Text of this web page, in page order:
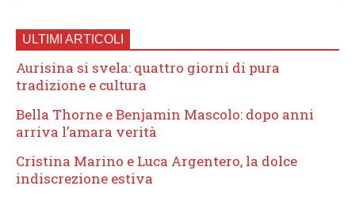
ULTIMI ARTICOLI
Aurisina si svela: quattro giorni di pura
tradizione e cultura
Bella Thorne e Benjamin Mascolo: dopo anni
arriva l’amara verità
Cristina Marino e Luca Argentero, la dolce
indiscrezione estiva